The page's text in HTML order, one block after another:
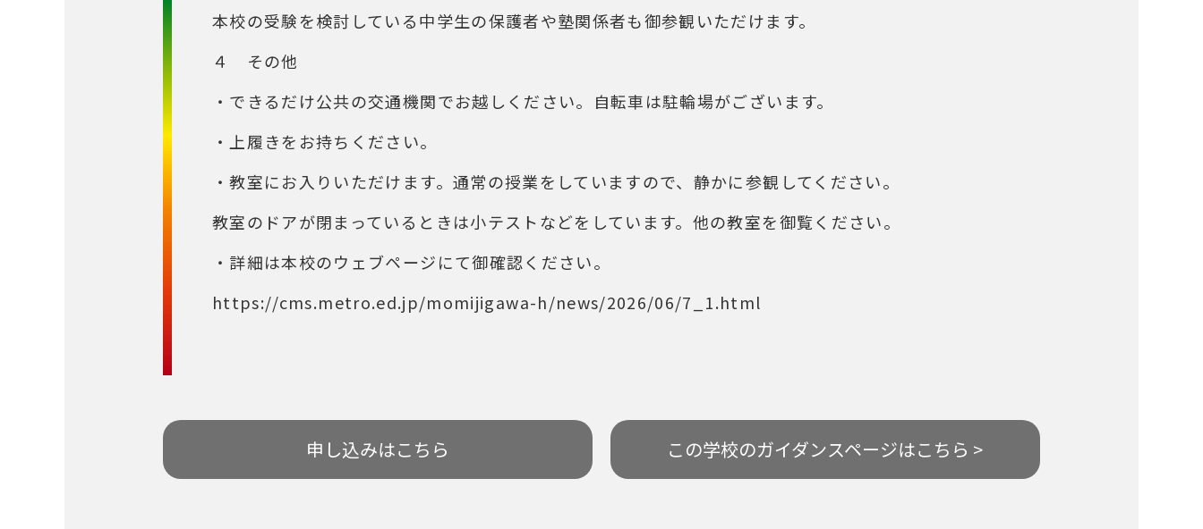
本校の受験を検討している中学生の保護者や塾関係者も御参観いただけます。
４ その他
・できるだけ公共の交通機関でお越しください。自転車は駐輪場がございます。
・上履きをお持ちください。
・教室にお入りいただけます。通常の授業をしていますので、静かに参観してください。
教室のドアが閉まっているときは小テストなどをしています。他の教室を御覧ください。
・詳細は本校のウェブページにて御確認ください。
https://cms.metro.ed.jp/momijigawa-h/news/2026/06/7_1.html
申し込みはこちら この学校のガイダンスページはこちら >